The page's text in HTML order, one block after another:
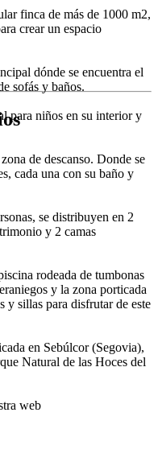
finca de más de 1000 m2,
crear un espacio
dónde se encuentra el
sofás y baños.
para niños en su interior y
de descanso. Donde se
cada una con su baño y
se distribuyen en 2
y 2 camas
rodeada de tumbonas
y la zona porticada
y sillas para disfrutar de este
en Sebúlcor (Segovia),
Natural de las Hoces del
web